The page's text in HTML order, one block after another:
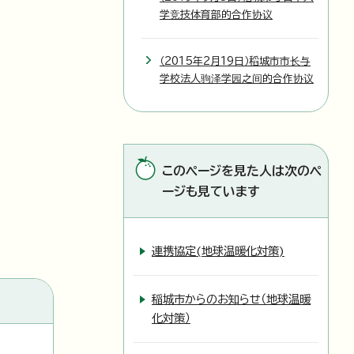
学竞技体育部的合作协议
（2015年2月19日）稻城市市长与
学校法人驹泽学园之间的合作协议
このページを見た人は次のペ
ージも見ています
連携協定(地球温暖化対策)
稲城市からのお知らせ（地球温暖
化対策）